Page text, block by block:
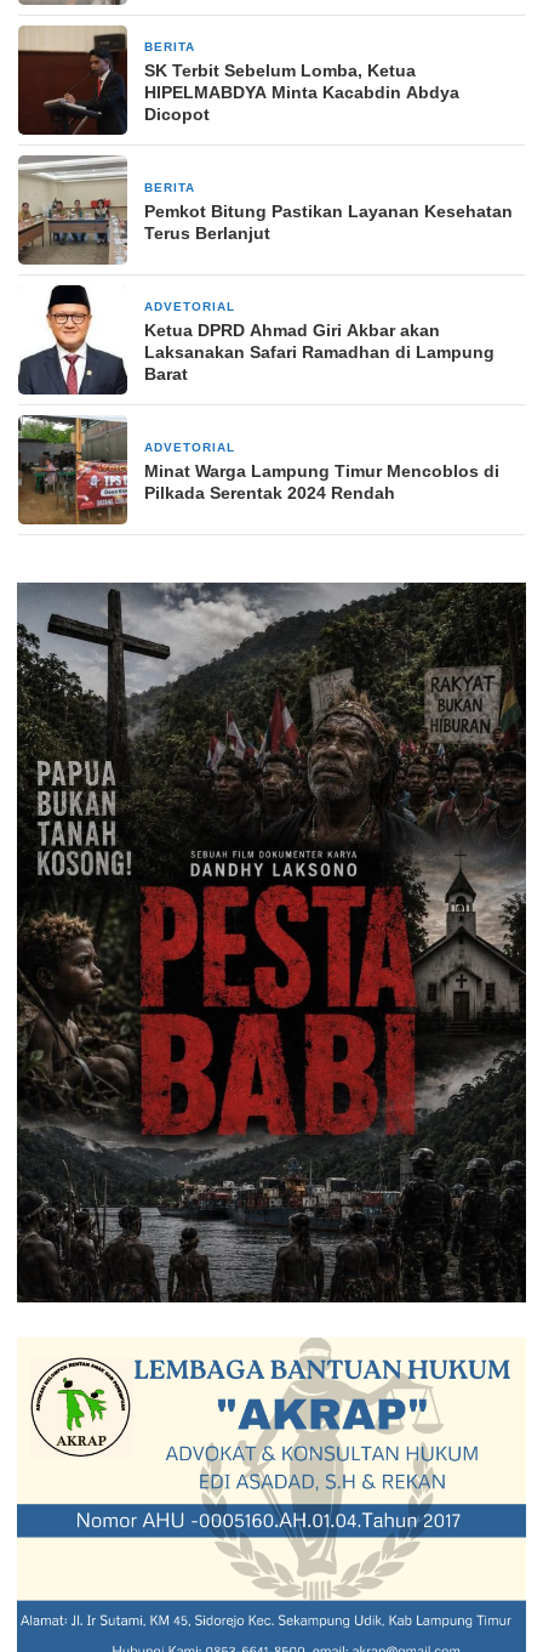
BERITA
SK Terbit Sebelum Lomba, Ketua
HIPELMABDYA Minta Kacabdin Abdya
Dicopot
BERITA
Pemkot Bitung Pastikan Layanan Kesehatan
Terus Berlanjut
ADVETORIAL
Ketua DPRD Ahmad Giri Akbar akan
Laksanakan Safari Ramadhan di Lampung
Barat
ADVETORIAL
Minat Warga Lampung Timur Mencoblos di
Pilkada Serentak 2024 Rendah